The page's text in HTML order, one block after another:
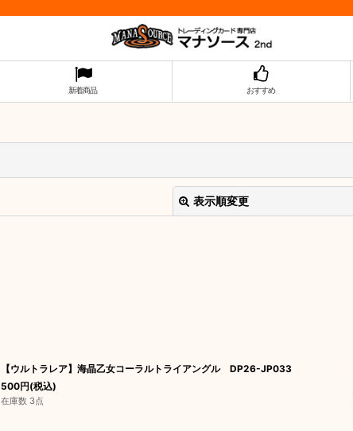
新着商品 おすすめ
表示順変更
【ウルトラレア】海晶乙女コーラルトライアングル DP26-JP033
500円(税込)
在庫数 3点